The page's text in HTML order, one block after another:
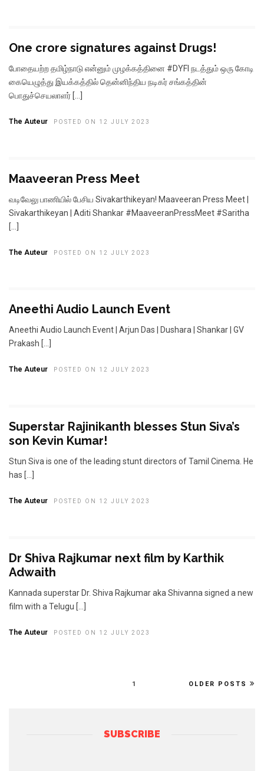
One crore signatures against Drugs!
போதையற்ற தமிழ்நாடு என்னும் முழக்கத்தினை #DYFI நடத்தும் ஒரு கோடி
கையெழுத்து இயக்கத்தில் தென்னிந்திய நடிகர் சங்கத்தின்
பொதுச்செயலாளர் […]
The Auteur POSTED ON 12 JULY 2023
Maaveeran Press Meet
வடிவேலு பாணியில் பேசிய Sivakarthikeyan! Maaveeran Press Meet |
Sivakarthikeyan | Aditi Shankar #MaaveeranPressMeet #Saritha
[…]
The Auteur POSTED ON 12 JULY 2023
Aneethi Audio Launch Event
Aneethi Audio Launch Event | Arjun Das | Dushara | Shankar | GV
Prakash […]
The Auteur POSTED ON 12 JULY 2023
Superstar Rajinikanth blesses Stun Siva’s
son Kevin Kumar!
Stun Siva is one of the leading stunt directors of Tamil Cinema. He
has […]
The Auteur POSTED ON 12 JULY 2023
Dr Shiva Rajkumar next film by Karthik
Adwaith
Kannada superstar Dr. Shiva Rajkumar aka Shivanna signed a new
film with a Telugu […]
The Auteur POSTED ON 12 JULY 2023
1 OLDER POSTS
SUBSCRIBE